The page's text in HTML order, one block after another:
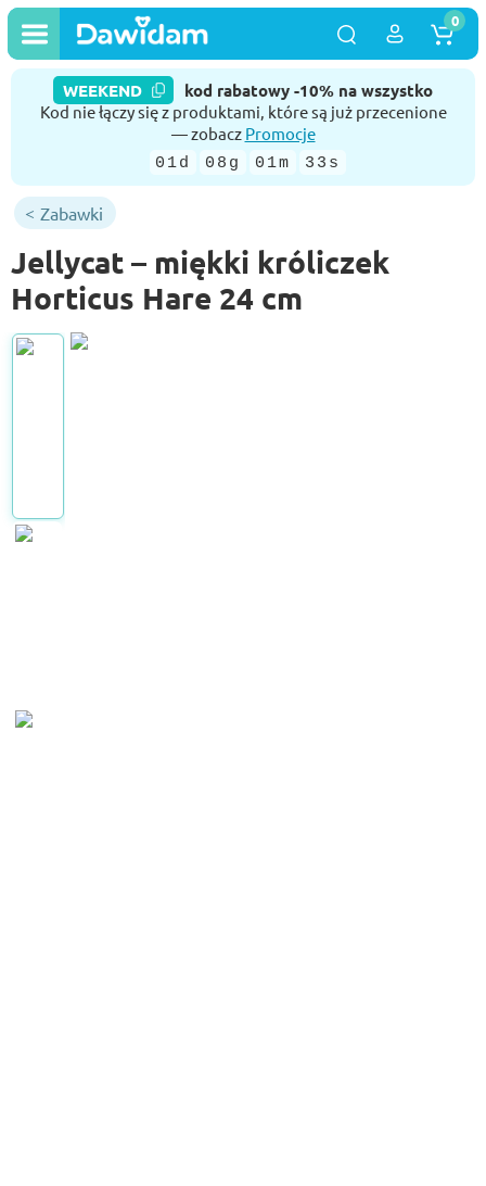
WEEKEND kod rabatowy -10% na wszystko
Kod nie łączy się z produktami, które są już przecenione
— zobacz Promocje
01d 08g 01m 32s
0
Zabawki
Jellycat – miękki króliczek
Horticus Hare 24 cm